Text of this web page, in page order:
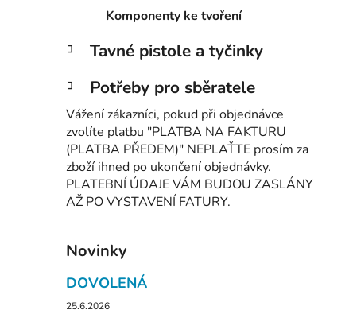
Komponenty ke tvoření
Tavné pistole a tyčinky
Potřeby pro sběratele
Vážení zákazníci, pokud při objednávce
zvolíte platbu "PLATBA NA FAKTURU
(PLATBA PŘEDEM)" NEPLAŤTE prosím za
zboží ihned po ukončení objednávky.
PLATEBNÍ ÚDAJE VÁM BUDOU ZASLÁNY
AŽ PO VYSTAVENÍ FATURY.
Novinky
DOVOLENÁ
25.6.2026